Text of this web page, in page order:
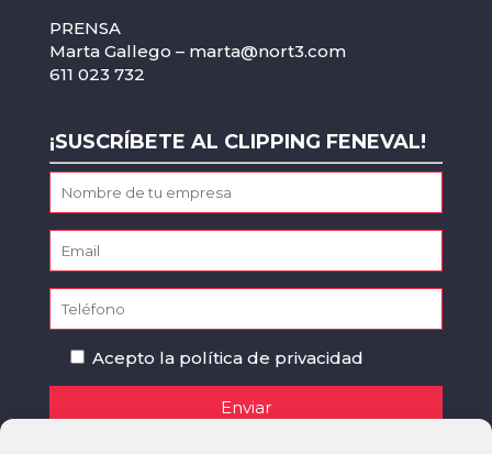
PRENSA
Marta Gallego – marta@nort3.com
611 023 732
¡SUSCRÍBETE AL CLIPPING FENEVAL!
Acepto la política de privacidad